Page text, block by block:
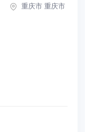
重庆市 重庆市